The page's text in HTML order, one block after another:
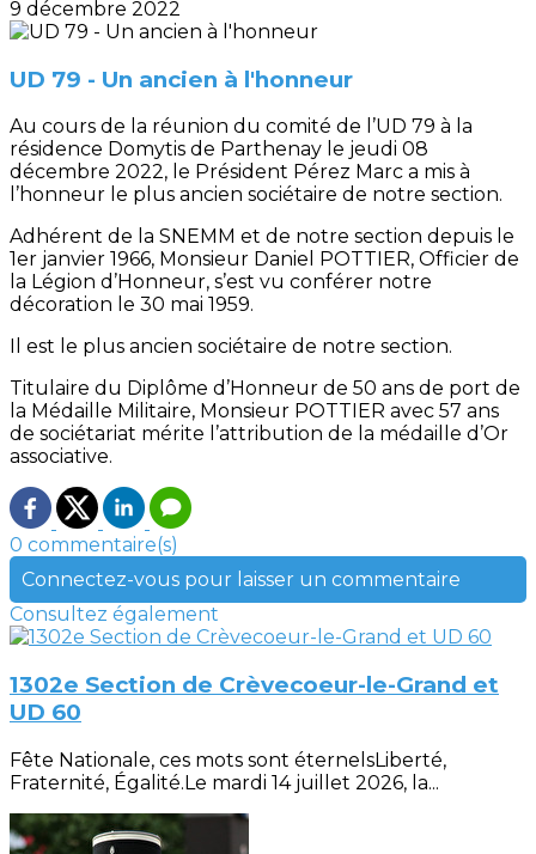
9 décembre 2022
UD 79 - Un ancien à l'honneur
Au cours de la réunion du comité de l’UD 79 à la
résidence Domytis de Parthenay le jeudi 08
décembre 2022, le Président Pérez Marc a mis à
l’honneur le plus ancien sociétaire de notre section.
Adhérent de la SNEMM et de notre section depuis le
1er janvier 1966, Monsieur Daniel POTTIER, Officier de
la Légion d’Honneur, s’est vu conférer notre
décoration le 30 mai 1959.
Il est le plus ancien sociétaire de notre section.
Titulaire du Diplôme d’Honneur de 50 ans de port de
la Médaille Militaire, Monsieur POTTIER avec 57 ans
de sociétariat mérite l’attribution de la médaille d’Or
associative.
0 commentaire(s)
Connectez-vous pour laisser un commentaire
Consultez également
1302e Section de Crèvecoeur-le-Grand et
UD 60
Fête Nationale, ces mots sont éternelsLiberté,
Fraternité, Égalité.Le mardi 14 juillet 2026, la...